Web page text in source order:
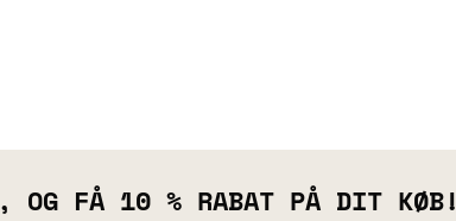
OG FÅ 10 % RABAT PÅ DIT KØB!